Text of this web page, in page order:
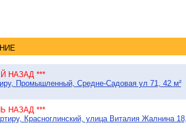
НАЗАД ***
Промышленный, Средне-Садовая ул 71, 42 м²
НАЗАД ***
Красноглинский, улица Виталия Жалнина